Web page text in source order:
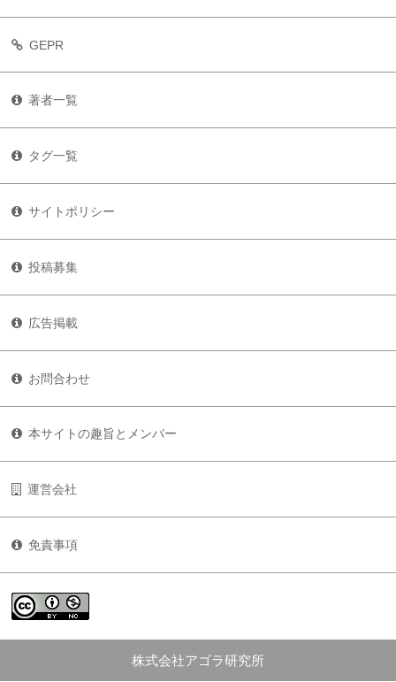
GEPR
著者一覧
タグ一覧
サイトポリシー
投稿募集
広告掲載
お問合わせ
本サイトの趣旨とメンバー
運営会社
免責事項
株式会社アゴラ研究所